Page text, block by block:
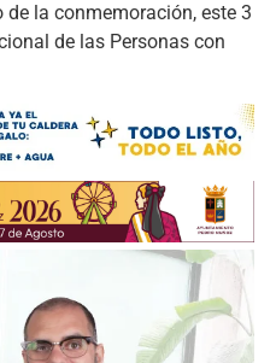
la conmemoración, este 3
de las Personas con